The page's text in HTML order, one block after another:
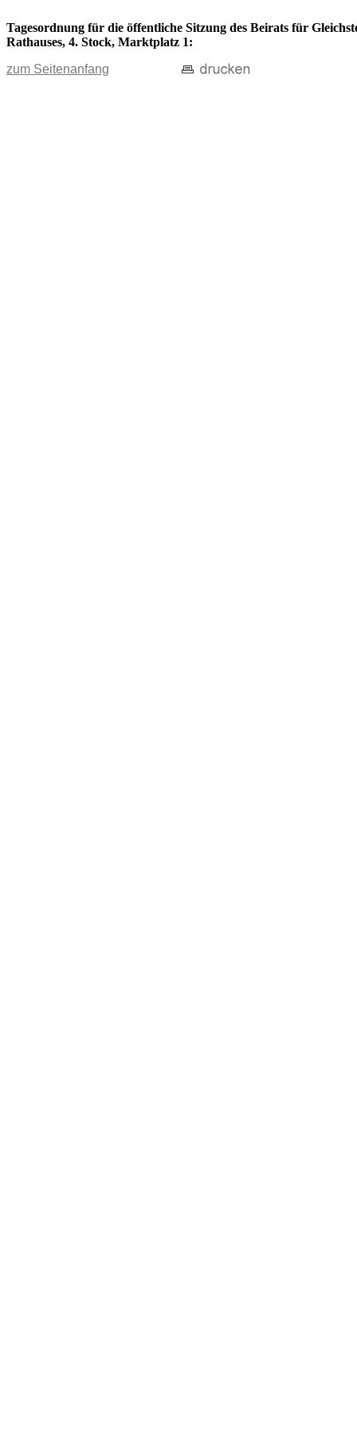
Tagesordnung für die öffentliche Sitzung des Beirats für
Rathauses, 4. Stock, Marktplatz 1:
zum Seitenanfang